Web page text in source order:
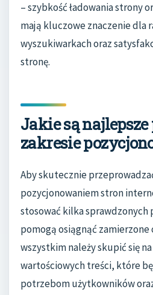
– szybkość ładowania strony
mają kluczowe znaczenie dla
wyszukiwarkach oraz
stronę.
Jakie są
zakresie
Aby skutecznie
pozycjonowaniem stron
stosować kilka
pomogą osiągnąć zamierzone
wszystkim należy skupić się
wartościowych treści, które
potrzebom użytkowników